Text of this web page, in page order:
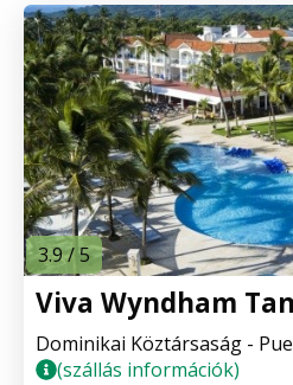
3.9 / 5
Viva Wyndham
Dominikai Köztársaság -
(szállás információk)